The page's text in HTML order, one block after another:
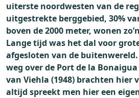
uiterste noordwesten van de
uitgestrekte berggebied, 30%
boven de 2000 meter, wonen
Lange tijd was het dal voor
afgesloten van de
weg over de Port de la
van Viehla (1948) brachten hier
altijd spreekt men hier een